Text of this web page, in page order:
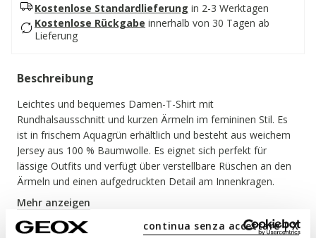
continua senza accettare | X
Kostenlose Standardlieferung in 2-3 Werktagen
Kostenlose Rückgabe innerhalb von 30 Tagen ab
Lieferung
Beschreibung
Leichtes und bequemes Damen-T-Shirt mit
Rundhalsausschnitt und kurzen Ärmeln im femininen Stil. Es
ist in frischem Aquagrün erhältlich und besteht aus weichem
Jersey aus 100 % Baumwolle. Es eignet sich perfekt für
lässige Outfits und verfügt über verstellbare Rüschen an den
Ärmeln und einen aufgedruckten Detail am Innenkragen.
PRODUKTCODE:
Mehr anzeigen